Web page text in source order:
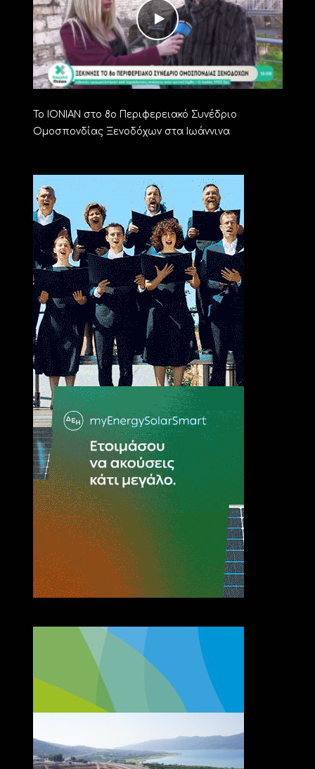
Το ΙΟΝΙΑΝ στο 8ο Περιφερειακό Συνέδριο
Ομοσπονδίας Ξενοδόχων στα Ιωάννινα